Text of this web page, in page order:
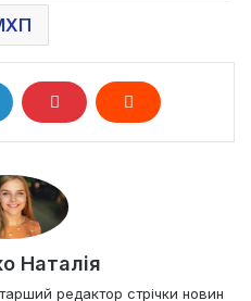
Наталія
редактор стрічки новин